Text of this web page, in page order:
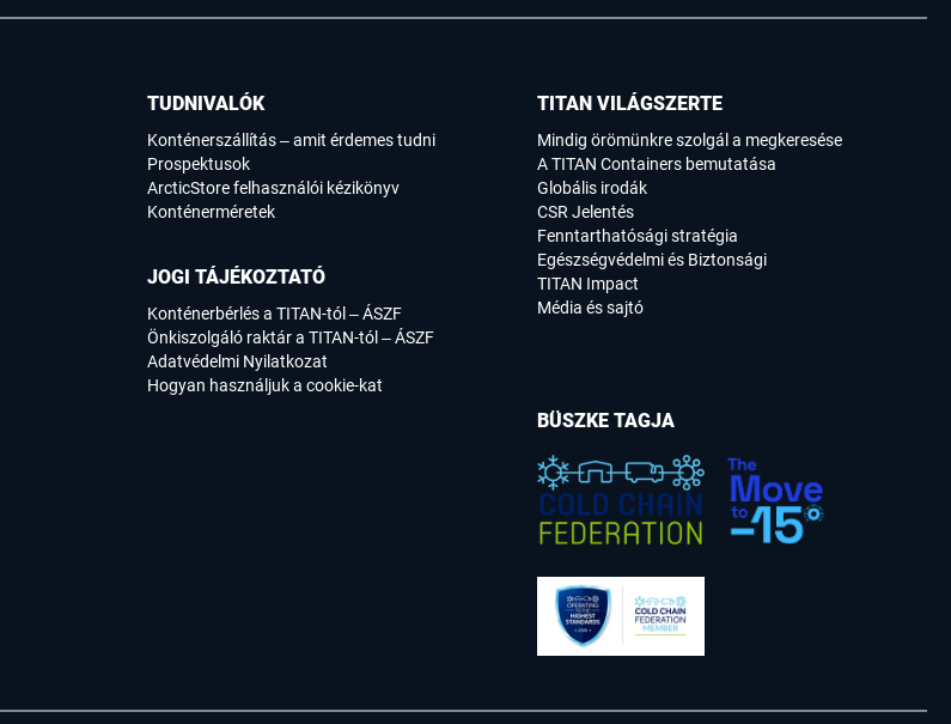
TITAN VILÁGSZERTE
Mindig örömünkre szolgál a megkeresése
A TITAN Containers bemutatása
Globális irodák
CSR Jelentés
Fenntarthatósági stratégia
Egészségvédelmi és Biztonsági
TITAN Impact
Média és sajtó
TUDNIVALÓK
Konténerszállítás – amit érdemes tudni
Prospektusok
ArcticStore felhasználói kézikönyv
Konténerméretek
JOGI TÁJÉKOZTATÓ
Konténerbérlés a TITAN-tól – ÁSZF
Önkiszolgáló raktár a TITAN-tól – ÁSZF
Adatvédelmi Nyilatkozat
Hogyan használjuk a cookie-kat
BÜSZKE TAGJA